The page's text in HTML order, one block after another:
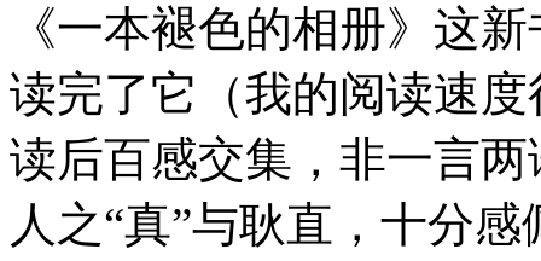
《一本褪色的相册》这
读完了它（我的阅读速
读后百感交集，非一言
人之“真”与耿直，十分